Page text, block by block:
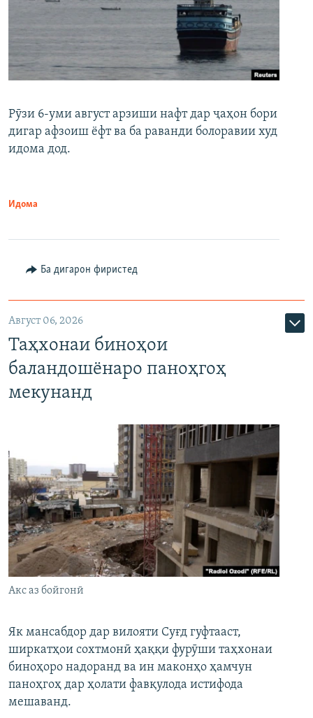
Рӯзи 6-уми август арзиши нафт дар ҷаҳон бори
дигар афзоиш ёфт ва ба раванди болоравии худ
идома дод.
Идома
Ба дигарон фиристед
Август 06, 2026
Таҳхонаи биноҳои
баландошёнаро паноҳгоҳ
мекунанд
Акс аз бойгонӣ
Як мансабдор дар вилояти Суғд гуфтааст,
ширкатҳои сохтмонӣ ҳаққи фурӯши таҳхонаи
биноҳоро надоранд ва ин маконҳо ҳамчун
паноҳгоҳ дар ҳолати фавқулода истифода
мешаванд.